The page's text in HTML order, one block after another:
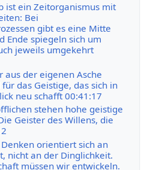
ist ein Zeitorganismus mit
Bei
gibt es eine Mitte
Ende spiegeln sich um
jeweils umgekehrt
aus der eigenen Asche
das Geistige, das sich in
neu schafft 00:41:17
stehen hohe geistige
Geister des Willens, die
orientiert sich an
nicht an der Dinglichkeit.
müssen wir entwickeln.